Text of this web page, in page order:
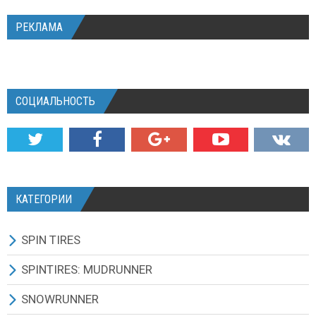
РЕКЛАМА
СОЦИАЛЬНОСТЬ
КАТЕГОРИИ
SPIN TIRES
СКАЧАТЬ ИГРУ
ВСЕ МОДЫ
SPINTIRES: MUDRUNNER
ВСЕ МОДЫ
SNOWRUNNER